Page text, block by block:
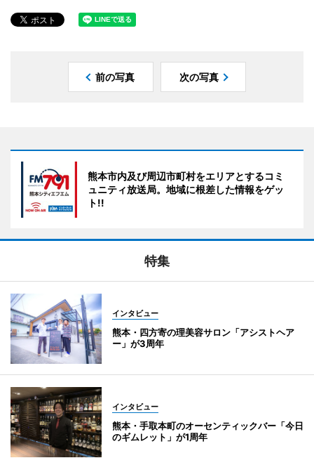
前の写真 次の写真
熊本市内及び周辺市町村をエリアとするコミ
ュニティ放送局。地域に根差した情報をゲッ
ト!!
特集
インタビュー
熊本・四方寄の理美容サロン「アシストヘア
ー」が3周年
インタビュー
熊本・手取本町のオーセンティックバー「今日
のギムレット」が1周年